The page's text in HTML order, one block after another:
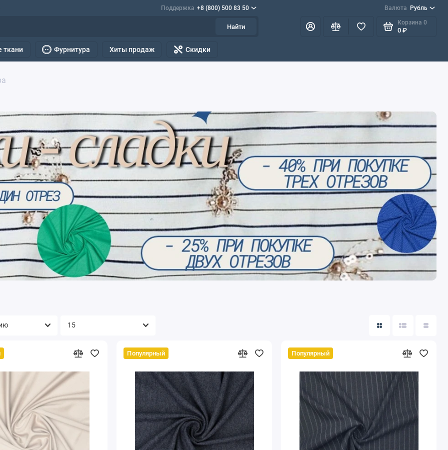
Поддержка +8 (800) 500 83 50 Валюта Рубль
Найти
Корзина 0
0 ₽
ткани Фурнитура Хиты продаж Скидки
Популярный Популярный